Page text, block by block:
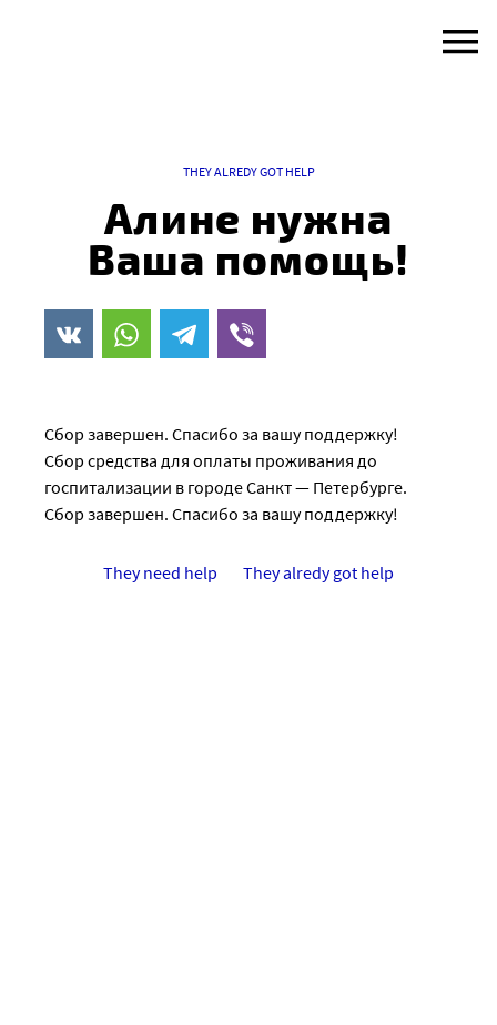
THEY ALREDY GOT HELP
Алине нужна
Ваша помощь!
Сбор завершен. Спасибо за вашу поддержку!
Сбор средства для оплаты проживания до
госпитализации в городе Санкт — Петербурге.
Сбор завершен. Спасибо за вашу поддержку!
They need help They alredy got help